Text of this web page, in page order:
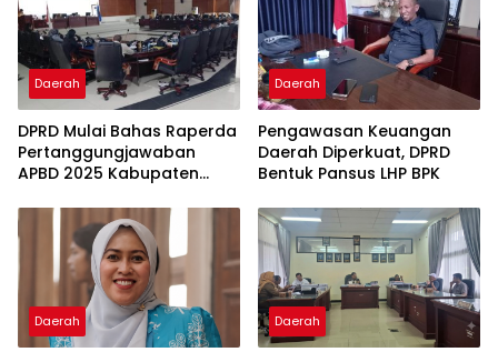
Daerah
DPRD Mulai Bahas Raperda
Pertanggungjawaban
APBD 2025 Kabupaten
Daerah
Pengawasan Keuangan
Daerah Diperkuat, DPRD
Bentuk Pansus LHP BPK
Daerah Daerah